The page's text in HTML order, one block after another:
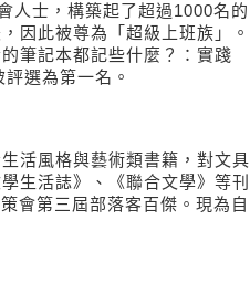
人士，構築起了超過1000名的
因此被尊為「超級上班族」。
筆記本都記些什麼？：實踐
選為第一名。
活風格與藝術類書籍，對文具
生活誌》、《聯合文學》等刊
會第三屆部落客百傑。現為自